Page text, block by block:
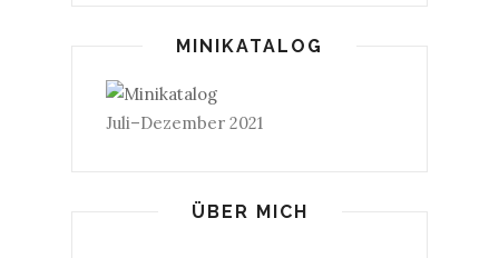
MINIKATALOG
Juli–Dezember 2021
ÜBER MICH